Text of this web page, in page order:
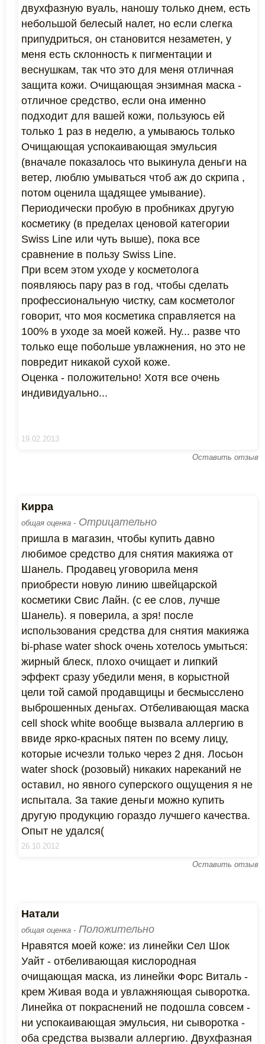
двухфазную вуаль, наношу только днем, есть
небольшой белесый налет, но если слегка
припудриться, он становится незаметен, у
меня есть склонность к пигментации и
веснушкам, так что это для меня отличная
защита кожи. Очищающая энзимная маска -
отличное средство, если она именно
подходит для вашей кожи, пользуюсь ей
только 1 раз в неделю, а умываюсь только
Очищающая успокаивающая эмульсия
(вначале показалось что выкинула деньги на
ветер, люблю умываться чтоб аж до скрипа ,
потом оценила щадящее умывание).
Периодически пробую в пробниках другую
косметику (в пределах ценовой категории
Swiss Line или чуть выше), пока все
сравнение в пользу Swiss Line.
При всем этом уходе у косметолога
появляюсь пару раз в год, чтобы сделать
профессиональную чистку, сам косметолог
говорит, что моя косметика справляется на
100% в уходе за моей кожей. Ну... разве что
только еще побольше увлажнения, но это не
повредит никакой сухой коже.
Оценка - положительно! Хотя все очень
индивидуально...
19.02.2013
Оставить отзыв
Кирра
общая оценка - Отрицательно
пришла в магазин, чтобы купить давно
любимое средство для снятия макияжа от
Шанель. Продавец уговорила меня
приобрести новую линию швейцарской
косметики Свис Лайн. (с ее слов, лучше
Шанель). я поверила, а зря! после
использования средства для снятия макияжа
bi-phase water shock очень хотелось умыться:
жирный блеск, плохо очищает и липкий
эффект сразу убедили меня, в корыстной
цели той самой продавщицы и бесмысслено
выброшенных деньгах. Отбеливающая маска
cell shock white вообще вызвала аллергию в
ввиде ярко-красных пятен по всему лицу,
которые исчезли только через 2 дня. Лосьон
water shock (розовый) никаких нареканий не
оставил, но явного суперского ощущения я не
испытала. За такие деньги можно купить
другую продукцию гораздо лучшего качества.
Опыт не удался(
26.10.2012
Оставить отзыв
Натали
общая оценка - Положительно
Нравятся моей коже: из линейки Сел Шок
Уайт - отбеливающая кислородная
очищающая маска, из линейки Форс Виталь -
крем Живая вода и увлажняющая сыворотка.
Линейка от покраснений не подошла совсем -
ни успокаивающая эмульсия, ни сыворотка -
оба средства вызвали аллергию. Двухфазная